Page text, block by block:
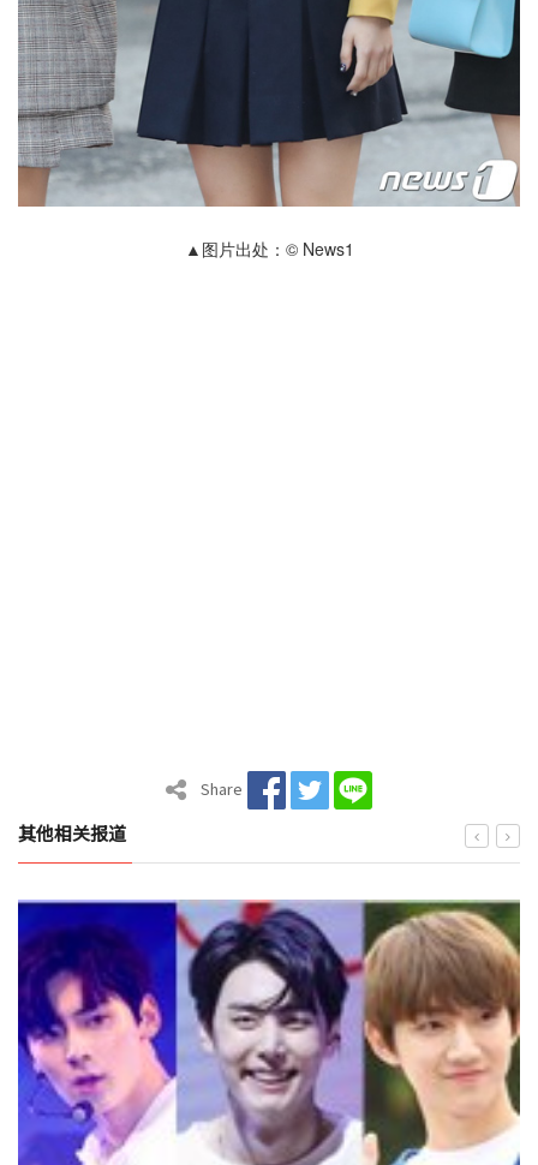
▲图片出处：© News1
Share
其他相关报道